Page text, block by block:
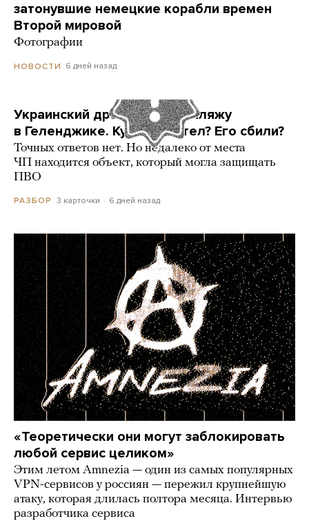
затонувшие немецкие корабли времен
Второй мировой
Фотографии
НОВОСТИ 6 дней назад
Украинский дрон попал по пляжу
в Геленджике. Куда он летел? Его сбили?
Точных ответов нет. Но недалеко от места
ЧП находится объект, который могла защищать
ПВО
РАЗБОР 3 карточки 6 дней назад
«Теоретически они могут заблокировать
любой сервис целиком»
Этим летом Amnezia — один из самых популярных
VPN-сервисов у россиян — пережил крупнейшую
атаку, которая длилась полтора месяца. Интервью
разработчика сервиса